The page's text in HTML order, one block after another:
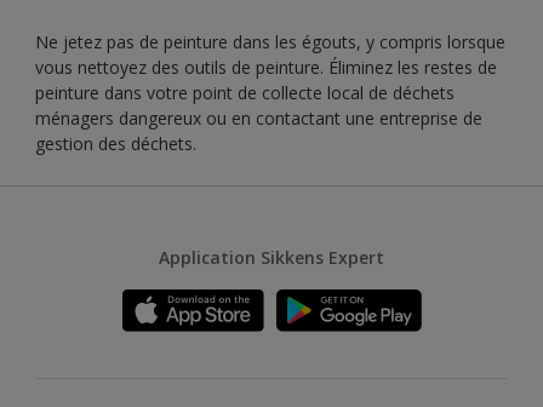
Ne jetez pas de peinture dans les égouts, y compris lorsque
vous nettoyez des outils de peinture. Éliminez les restes de
peinture dans votre point de collecte local de déchets
ménagers dangereux ou en contactant une entreprise de
gestion des déchets.
Application Sikkens Expert